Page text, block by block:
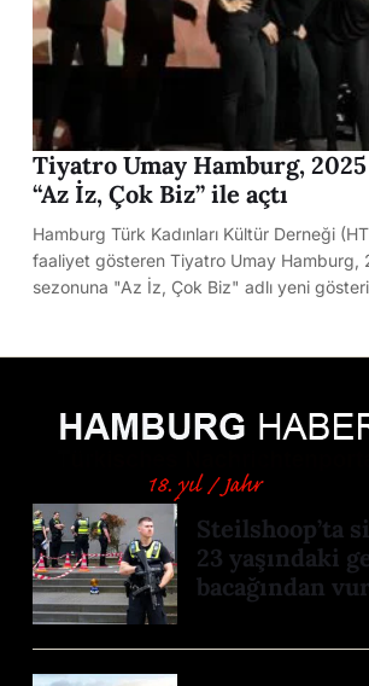
Tiyatro Umay Hamburg,
“Az İz, Çok Biz” ile açtı
Hamburg Türk Kadınları Kültür Derneği
faaliyet gösteren Tiyatro Umay Hamburg,
sezonuna "Az İz, Çok Biz" adlı yeni
Steilshoop’ta
23 yaşındaki
bacağından